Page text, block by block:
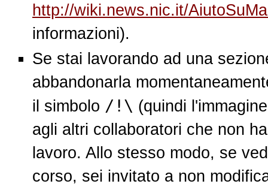
http://wiki.news.nic.it/
informazioni).
Se stai lavorando ad una
abbandonarla
il simbolo /!\ (quindi
agli altri collaboratori che non
lavoro. Allo stesso modo, se
corso, sei invitato a non